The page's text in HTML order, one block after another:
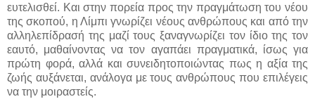
ευτελισθεί. Και στην πορεία προς την πραγμάτωση του νέου
της σκοπού, η Λίμπι γνωρίζει νέους ανθρώπους και από την
αλληλεπίδρασή της μαζί τους ξαναγνωρίζει τον ίδιο της τον
εαυτό, μαθαίνοντας να τον αγαπάει πραγματικά, ίσως για
πρώτη φορά, αλλά και συνειδητοποιώντας πως η αξία της
ζωής αυξάνεται, ανάλογα με τους ανθρώπους που επιλέγεις
να την μοιραστείς.